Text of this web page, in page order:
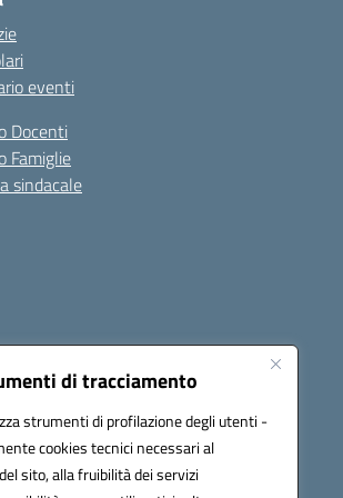
di tracciamento
strumenti di profilazione degli utenti -
cookies tecnici necessari al
sito, alla fruibilità dei servizi
eventi
Docenti
Famiglie
sindacale